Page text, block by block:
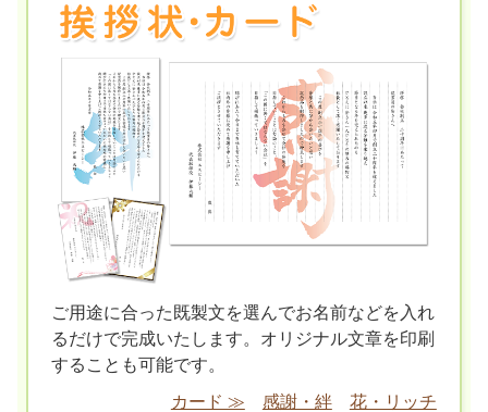
ご用途に合った既製文を選んでお名前などを入れ
るだけで完成いたします。オリジナル文章を印刷
することも可能です。
カード ≫
感謝・絆
花・リッチ